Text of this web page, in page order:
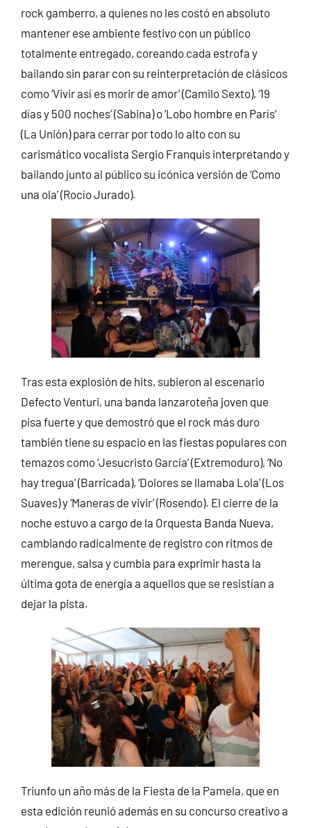
rock gamberro, a quienes no les costó en absoluto
mantener ese ambiente festivo con un público
totalmente entregado, coreando cada estrofa y
bailando sin parar con su reinterpretación de clásicos
como ‘Vivir así es morir de amor’ (Camilo Sexto), ‘19
días y 500 noches’ (Sabina) o ‘Lobo hombre en París’
(La Unión) para cerrar por todo lo alto con su
carismático vocalista Sergio Franquis interpretando y
bailando junto al público su icónica versión de ‘Como
una ola’ (Rocío Jurado).
Tras esta explosión de hits, subieron al escenario
Defecto Venturi, una banda lanzaroteña joven que
pisa fuerte y que demostró que el rock más duro
también tiene su espacio en las fiestas populares con
temazos como ‘Jesucristo García’ (Extremoduro), ‘No
hay tregua’ (Barricada), ‘Dolores se llamaba Lola’ (Los
Suaves) y ‘Maneras de vivir’ (Rosendo). El cierre de la
noche estuvo a cargo de la Orquesta Banda Nueva,
cambiando radicalmente de registro con ritmos de
merengue, salsa y cumbia para exprimir hasta la
última gota de energía a aquellos que se resistían a
dejar la pista.
Triunfo un año más de la Fiesta de la Pamela, que en
esta edición reunió además en su concurso creativo a